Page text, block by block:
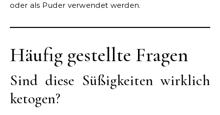
oder als Puder verwendet werden.
Häufig gestellte Fragen
Sind diese Süßigkeiten wirklich
ketogen?